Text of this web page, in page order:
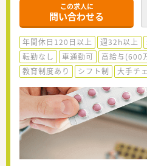
この求人に
問い合わせる
年間休日120日以上 週32h以上
転勤なし
車通勤可 高給与(600
教育制度あり
シフト制 大手チ